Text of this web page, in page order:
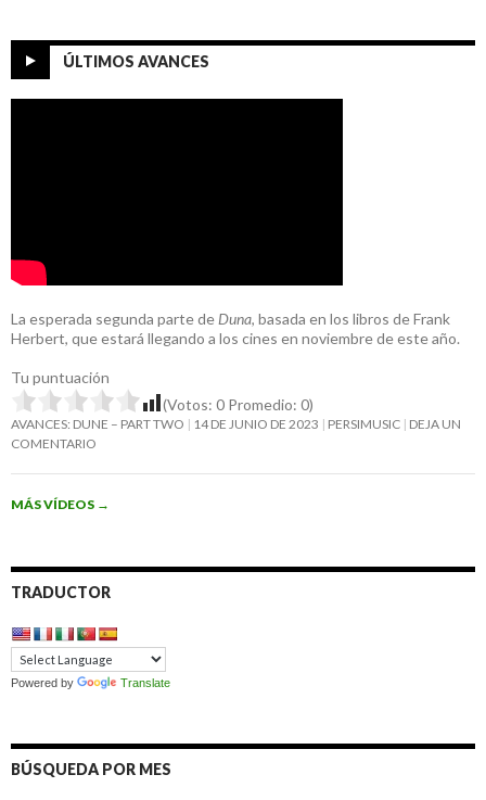
ÚLTIMOS AVANCES
La esperada segunda parte de Duna, basada en los libros de Frank
Herbert, que estará llegando a los cines en noviembre de este año.
Tu puntuación
(Votos: 0 Promedio: 0)
AVANCES: DUNE – PART TWO 14 DE JUNIO DE 2023 PERSIMUSIC DEJA UN
COMENTARIO
MÁS VÍDEOS →
TRADUCTOR
Powered by Translate
BÚSQUEDA POR MES